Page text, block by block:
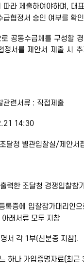
따라 제출하여야하며, 대
급협정서 승인 여부를 확
공동수급체를 구성할 경
정서를 제안서 제출 시
련서류 : 직접제출
14:30
청 별관입찰실/제안서
한 조달청 경쟁입찰참
증에 입찰참가대리인으
아래서류 모두 지참
각 1부(신분증 지참).
나 가입증명자료(최근